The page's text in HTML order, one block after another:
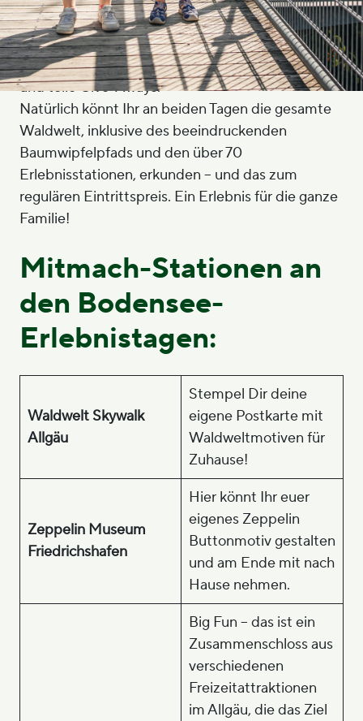
Freut Euch außerdem auf ein attraktives
Gewinnspiel: Sammle bei allen Partnern einen
Stempel und sichere dir die Chance auf Freikarten
und tolle Give-Aways.
Natürlich könnt Ihr an beiden Tagen die gesamte
Waldwelt, inklusive des beeindruckenden
Baumwipfelpfads und den über 70
Erlebnisstationen, erkunden – und das zum
regulären Eintrittspreis. Ein Erlebnis für die ganze
Familie!
Mitmach-Stationen an
den Bodensee-
Erlebnistagen:
Waldwelt Skywalk
Allgäu
Stempel Dir deine
eigene Postkarte mit
Waldweltmotiven für
Zuhause!
Zeppelin Museum
Friedrichshafen
Hier könnt Ihr euer
eigenes Zeppelin
Buttonmotiv gestalten
und am Ende mit nach
Hause nehmen.
Big Fun – das ist ein
Zusammenschloss aus
verschiedenen
Freizeitattraktionen
im Allgäu, die das Ziel